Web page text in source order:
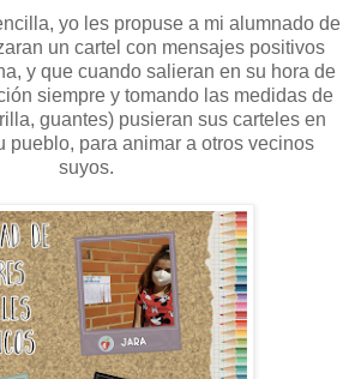
yo les propuse a mi alumnado de
un cartel con mensajes positivos
y que cuando salieran en su hora de
siempre y tomando las medidas de
guantes) pusieran sus carteles en
pueblo, para animar a otros vecinos
suyos.